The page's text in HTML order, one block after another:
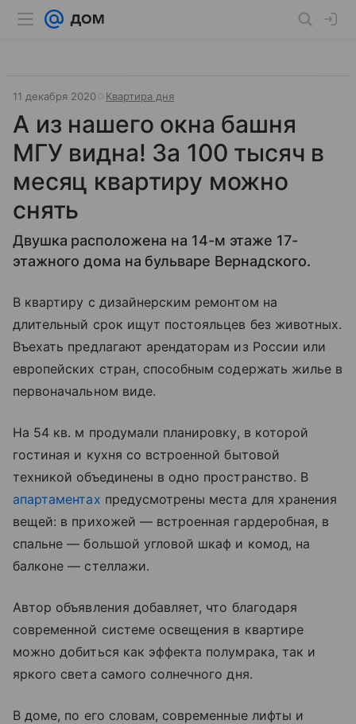
11 декабря 2020 Квартира дня
А из нашего окна башня
МГУ видна! За 100 тысяч в
месяц квартиру можно
снять
Двушка расположена на 14-м этаже 17-
этажного дома на бульваре Вернадского.
В квартиру с дизайнерским ремонтом на
длительный срок ищут постояльцев без животных.
Въехать предлагают арендаторам из России или
европейских стран, способным содержать жилье в
первоначальном виде.
На 54 кв. м продумали планировку, в которой
гостиная и кухня со встроенной бытовой
техникой объединены в одно пространство. В
апартаментах предусмотрены места для хранения
вещей: в прихожей ― встроенная гардеробная, в
спальне ― большой угловой шкаф и комод, на
балконе ― стеллажи.
Автор объявления добавляет, что благодаря
современной системе освещения в квартире
можно добиться как эффекта полумрака, так и
яркого света самого солнечного дня.
В доме, по его словам, современные лифты и